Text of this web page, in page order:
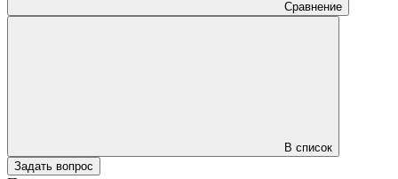
Сравнение
В список
Задать вопрос